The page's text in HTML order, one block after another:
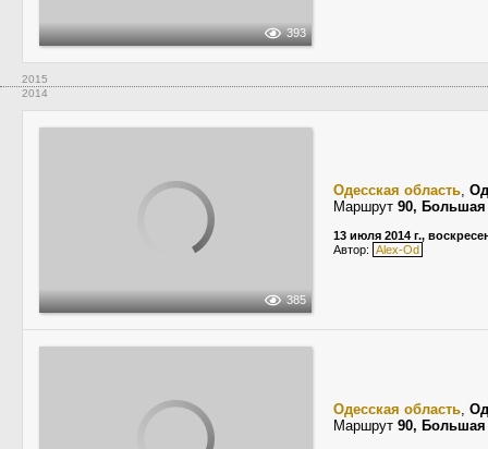
393
2015
2014
385
Одесская область,
Маршрут 90,
13 июля 2014 г.,
Автор: Alex-Od
Одесская область,
Маршрут 90,